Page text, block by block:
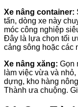
Xe nâng container:
tấn, dòng xe này
móc công nghiệp
Đây là lựa chọn tối
cảng sông hoặc các
Xe nâng xăng: Gọn
làm việc vừa và
dựng, kho hàng
Thành ưa chuộng.